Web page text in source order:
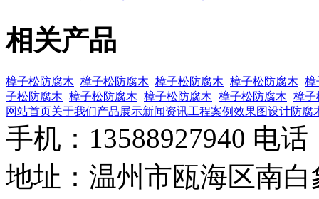
相关产品
樟子松防腐木 樟子松防腐木 樟子松防腐木 樟子松防腐木 樟
子松防腐木 樟子松防腐木 樟子松防腐木 樟子松防腐木 樟子
网站首页关于我们产品展示新闻资讯工程案例效果图设计防腐
手机：13588927940 电话
地址：温州市瓯海区南